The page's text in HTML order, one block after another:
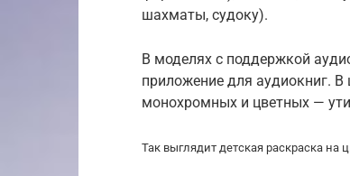
шахматы, судоку).
В моделях с поддержкой
приложение для аудиокниг. В
монохромных и цветных —
Так выглядит детская раскраска на